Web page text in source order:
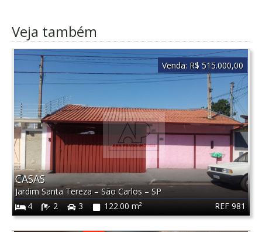
Veja também
REF 981
CASAS
Jardim Santa Tereza – São Carlos – SP
4
2 3 122.00 m²
Venda: R$ 515.000,00